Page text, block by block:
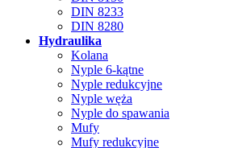
DIN 8233
DIN 8280
Hydraulika
Kolana
Nyple 6-kątne
Nyple redukcyjne
Nyple węża
Nyple do spawania
Mufy
Mufy redukcyjne